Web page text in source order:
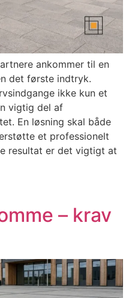
ankommer til en
det første indtryk.
ikke kun et
vigtig del af
En løsning skal både
et professionelt
resultat er det vigtigt at
– krav